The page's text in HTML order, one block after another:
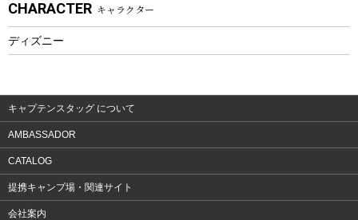
ウェア、タオル
ウェア
CHARACTER キャラクター
ディズニー
キャプテンスタッグ について
AMBASSADOR
CATALOG
提携キャンプ場・関連サイト
会社案内